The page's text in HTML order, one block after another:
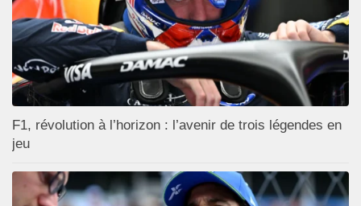
F1, révolution à l’horizon : l’avenir de trois légendes en
jeu